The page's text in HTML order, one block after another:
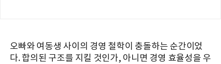
오빠와 여동생 사이의 경영 철학이 충돌하는 순간이었
다. 합의된 구조를 지킬 것인가, 아니면 경영 효율성을 우